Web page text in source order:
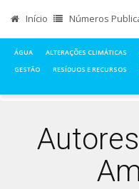
Início Números
ÁGUA ALTERAÇÕES CLIMÁTICAS
GESTÃO
RESÍDUOS E RECURSOS